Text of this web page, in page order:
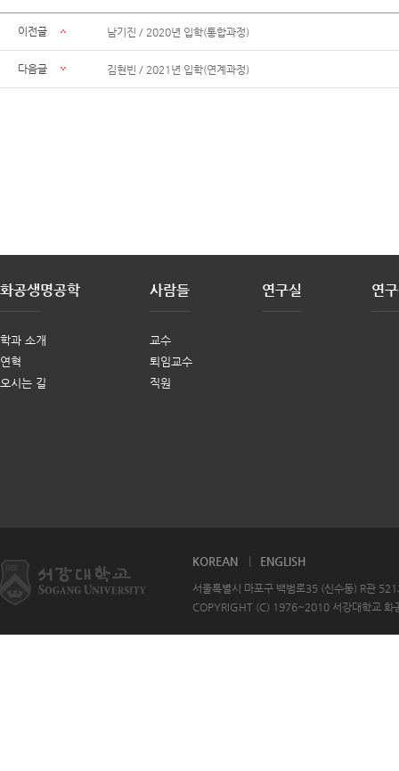
이전글 남기진 / 2020년 입학(통합과정)
다음글 김현빈 / 2021년 입학(연계과정)
화공생명공학
학과 소개
연혁
오시는 길
사람들
교수
퇴임교수
직원
연구실 연
KOREAN ENGLISH
서울특별시 마포구 백범로35 (신수동) R
COPYRIGHT (C) 1976~2010 서강대학교 화